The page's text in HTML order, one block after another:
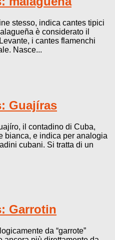
stesso, indica cantes tipici
è considerato il
i cantes flamenchi
Nasce...
Guajíras
il contadino di Cuba,
bianca, e indica per analogia
cubani. Si tratta di un
Garrotin
da “garrote”